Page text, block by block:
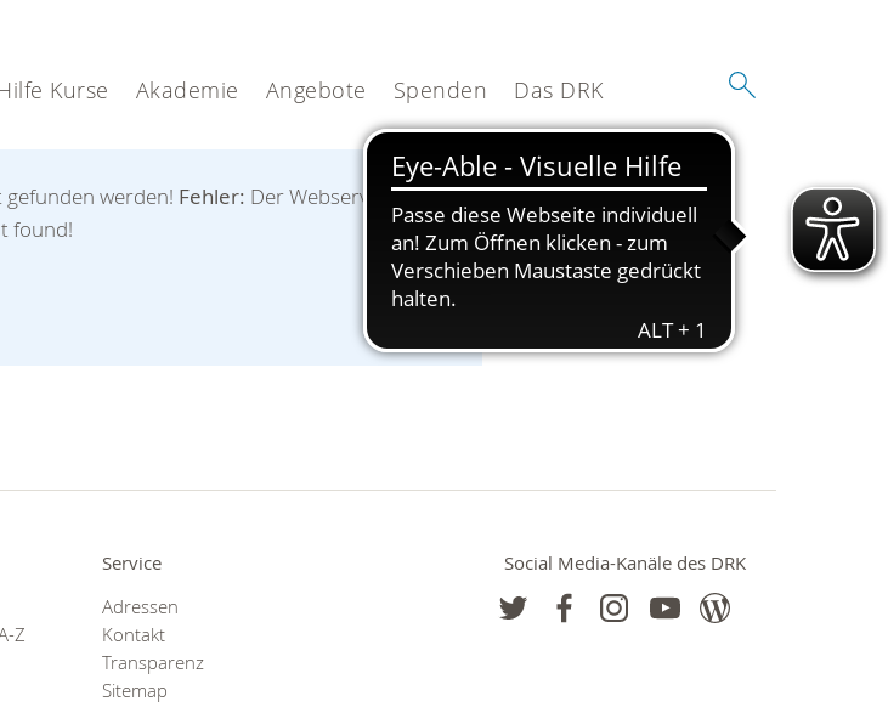
Kurse Akademie Angebote Spenden Das DRK
werden! Fehler: Der Webservice
found!
Z
Service
Adressen
Kontakt
Transparenz
Sitemap
Social Media-Kanäle des DRK